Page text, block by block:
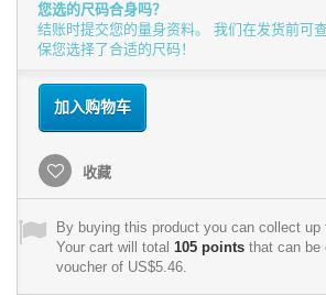
您选的尺码合身吗？
结账时提交您的量身资料。 我们在发货前可
保您选择了合适的尺码！
加入购物车
收藏
By buying this product you can collect up
Your cart will total 105 points that can be
voucher of US$5.46